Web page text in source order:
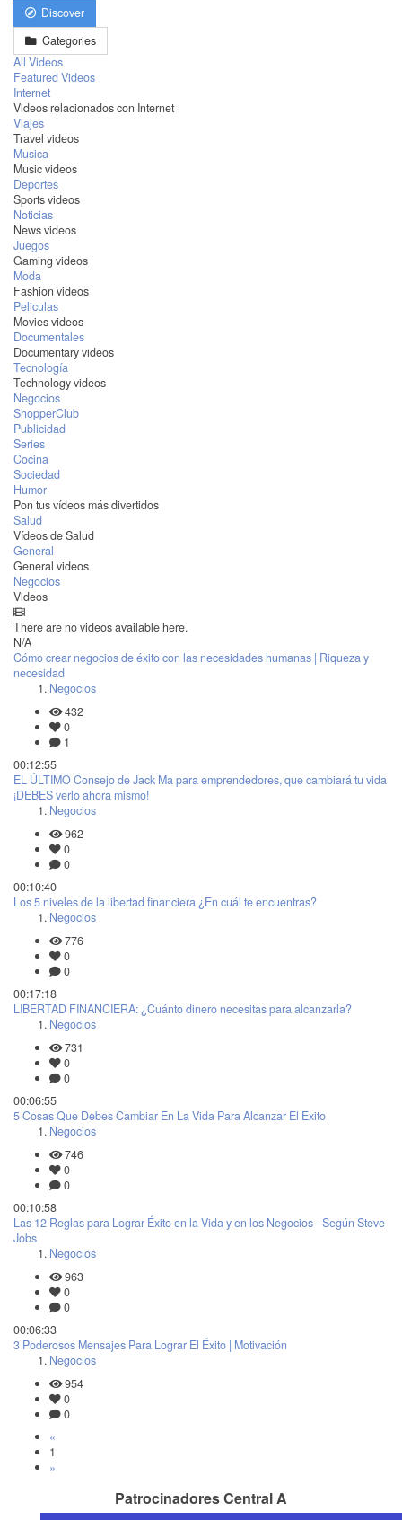
Discover
Categories
All Videos
Featured Videos
Internet
Videos relacionados con Internet
Viajes
Travel videos
Musica
Music videos
Deportes
Sports videos
Noticias
News videos
Juegos
Gaming videos
Moda
Fashion videos
Peliculas
Movies videos
Documentales
Documentary videos
Tecnología
Technology videos
Negocios
ShopperClub
Publicidad
Series
Cocina
Sociedad
Humor
Pon tus vídeos más divertidos
Salud
Vídeos de Salud
General
General videos
Negocios
Videos
There are no videos available here.
N/A
Cómo crear negocios de éxito con las necesidades humanas | Riqueza y
necesidad
Negocios
432
0
1
00:12:55
EL ÚLTIMO Consejo de Jack Ma para emprendedores, que cambiará tu vida
¡DEBES verlo ahora mismo!
Negocios
962
0
0
00:10:40
Los 5 niveles de la libertad financiera ¿En cuál te encuentras?
Negocios
776
0
0
00:17:18
LIBERTAD FINANCIERA: ¿Cuánto dinero necesitas para alcanzarla?
Negocios
731
0
0
00:06:55
5 Cosas Que Debes Cambiar En La Vida Para Alcanzar El Exito
Negocios
746
0
0
00:10:58
Las 12 Reglas para Lograr Éxito en la Vida y en los Negocios - Según Steve
Jobs
Negocios
963
0
0
00:06:33
3 Poderosos Mensajes Para Lograr El Éxito | Motivación
Negocios
954
0
0
«
1
»
Patrocinadores Central A